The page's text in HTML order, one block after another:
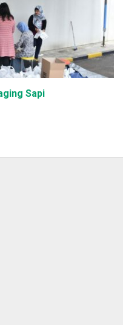
Sapi